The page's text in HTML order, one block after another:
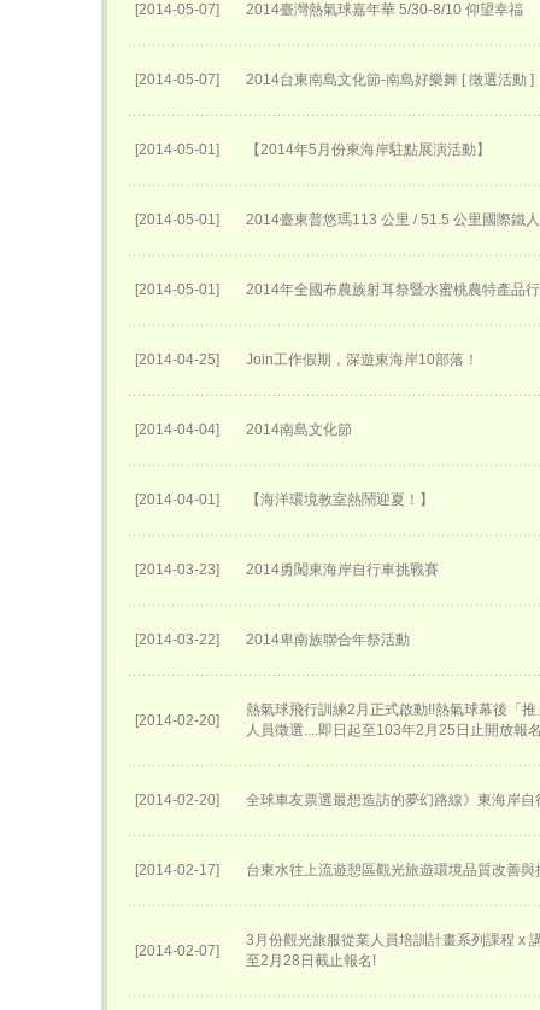
[2014-05-07] 2014臺灣熱氣球嘉年華 5/30-8/10 仰望幸福
[2014-05-07] 2014台東南島文化節-南島好樂舞 [ 徵選活動 ]
[2014-05-01] 【2014年5月份東海岸駐點展演活動】
[2014-05-01] 2014臺東普悠瑪113 公里 / 51.5 公里國際鐵
[2014-05-01] 2014年全國布農族射耳祭暨水蜜桃農特產品
[2014-04-25] Join工作假期，深遊東海岸10部落！
[2014-04-04] 2014南島文化節
[2014-04-01] 【海洋環境教室熱鬧迎夏！】
[2014-03-23] 2014勇闖東海岸自行車挑戰賽
[2014-03-22] 2014卑南族聯合年祭活動
[2014-02-20]
熱氣球飛行訓練2月正式啟動!!熱氣球幕後「
人員徵選....即日起至103年2月25日止開放報
[2014-02-20] 全球車友票選最想造訪的夢幻路線》東海岸
[2014-02-17] 台東水往上流遊憩區觀光旅遊環境品質改善與
[2014-02-07]
3月份觀光旅服從業人員培訓計畫系列課程 x
至2月28日截止報名!